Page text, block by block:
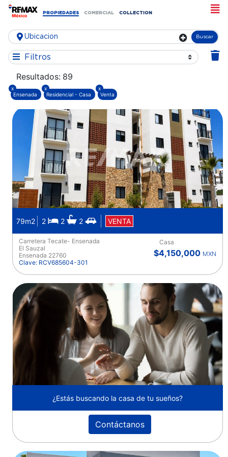
PROPIEDADES COMERCIAL COLLECTION
Buscar
Filtros
Resultados: 89
Ensenada
x
Residencial - Casa
x
Venta
x
79m2 2 2 2 VENTA
Carretera Tecate- Ensenada
El Sauzal
Ensenada 22760
Clave: RCV685604-301
Casa
$4,150,000 MXN
¿Estás buscando la casa de tu sueños?
Contáctanos